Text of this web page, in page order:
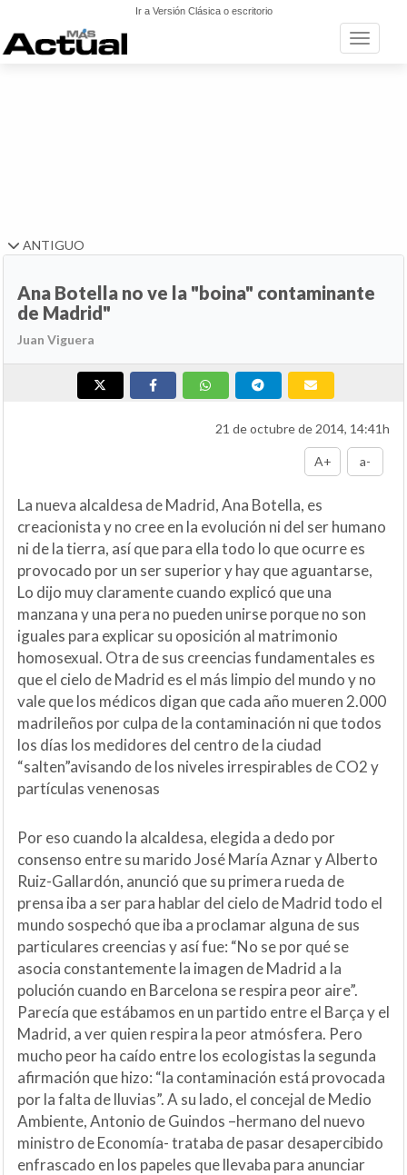
Ir a Versión Clásica o escritorio
Toggle
ANTIGUO
Ana Botella no ve la "boina" contaminante
de Madrid"
Juan Viguera
21 de octubre de 2014, 14:41h
A+ a-
La nueva alcaldesa de Madrid, Ana Botella, es
creacionista y no cree en la evolución ni del ser humano
ni de la tierra, así que para ella todo lo que ocurre es
provocado por un ser superior y hay que aguantarse,
Lo dijo muy claramente cuando explicó que una
manzana y una pera no pueden unirse porque no son
iguales para explicar su oposición al matrimonio
homosexual. Otra de sus creencias fundamentales es
que el cielo de Madrid es el más limpio del mundo y no
vale que los médicos digan que cada año mueren 2.000
madrileños por culpa de la contaminación ni que todos
los días los medidores del centro de la ciudad
“salten”avisando de los niveles irrespirables de CO2 y
partículas venenosas
Por eso cuando la alcaldesa, elegida a dedo por
consenso entre su marido José María Aznar y Alberto
Ruiz-Gallardón, anunció que su primera rueda de
prensa iba a ser para hablar del cielo de Madrid todo el
mundo sospechó que iba a proclamar alguna de sus
particulares creencias y así fue: “No se por qué se
asocia constantemente la imagen de Madrid a la
polución cuando en Barcelona se respira peor aire”.
Parecía que estábamos en un partido entre el Barça y el
Madrid, a ver quien respira la peor atmósfera. Pero
mucho peor ha caído entre los ecologistas la segunda
afirmación que hizo: “la contaminación está provocada
por la falta de lluvias”. A su lado, el concejal de Medio
Ambiente, Antonio de Guindos –hermano del nuevo
ministro de Economía- trataba de pasar desapercibido
enfrascado en los papeles que llevaba para anunciar